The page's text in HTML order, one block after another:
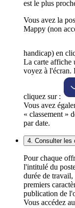
est le plus
Vous avez la
Mappy (non
handicap) en
La carte affiche
voyez à l'écran.
cliquez sur :
Vous avez
« classement »
par date.
4. Consulter les
Pour chaque
l'intitulé du
durée de
premiers
publication de
Vous accédez